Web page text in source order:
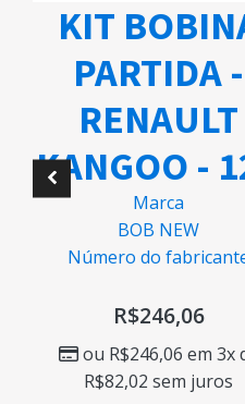
KIT
PARTIDA -
RENAULT
KANGOO -
Marca
BOB NEW
Número do
R$246,06
ou R$246,06 em 3x
R$82,02 sem juros